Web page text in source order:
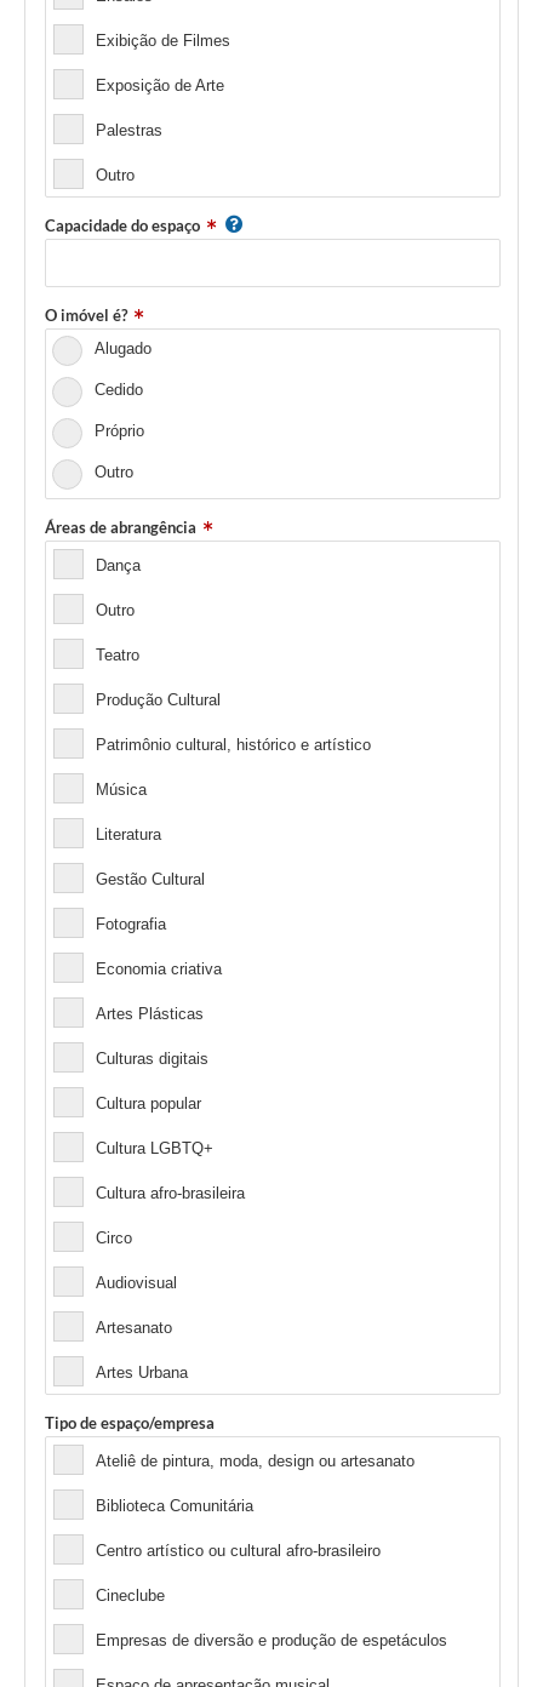
Exibição de Filmes
Exposição de Arte
Palestras
Outro
Capacidade do espaço
O imóvel é?
Alugado
Cedido
Próprio
Outro
Áreas de abrangência
Dança
Outro
Teatro
Produção Cultural
Patrimônio cultural, histórico e artístico
Música
Literatura
Gestão Cultural
Fotografia
Economia criativa
Artes Plásticas
Culturas digitais
Cultura popular
Cultura LGBTQ+
Cultura afro-brasileira
Circo
Audiovisual
Artesanato
Artes Urbana
Tipo de espaço/empresa
Ateliê de pintura, moda, design ou artesanato
Biblioteca Comunitária
Centro artístico ou cultural afro-brasileiro
Cineclube
Empresas de diversão e produção de espetáculos